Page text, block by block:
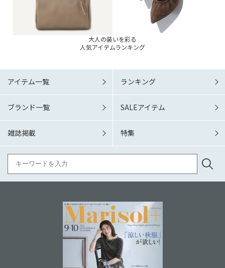
大人の装いを彩る
人気アイテムランキング
アイテム一覧 ランキング
ブランド一覧 SALEアイテム
雑誌掲載 特集